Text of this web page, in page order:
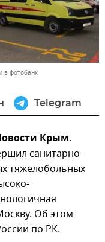
в фотобанк
Telegram
Крым.
санитарно-
тяжелобольных
Об этом
по РК.